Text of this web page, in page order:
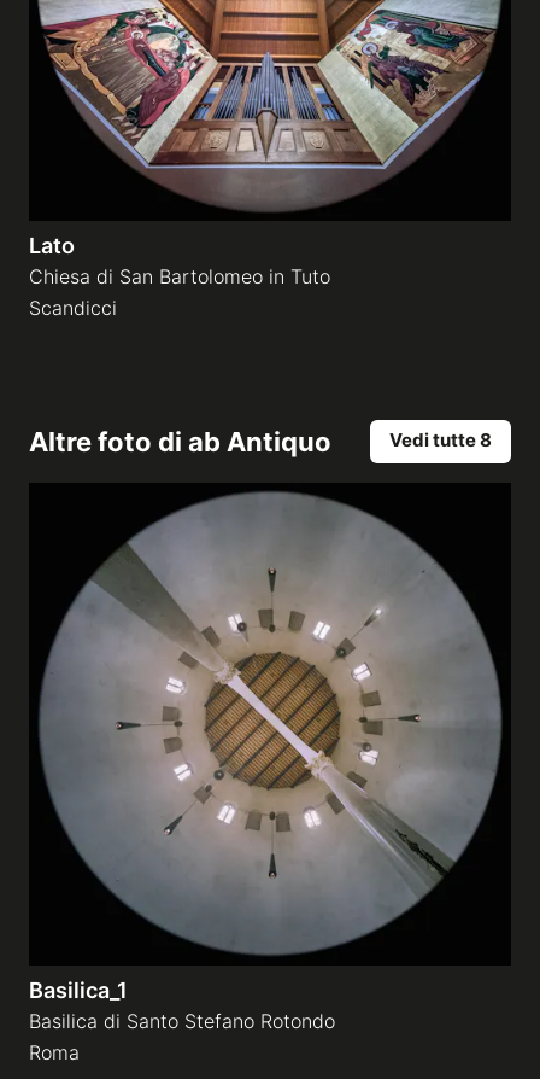
Lato
Chiesa di San Bartolomeo in Tuto
Scandicci
Altre foto di ab Antiquo Vedi tutte 8
Basilica_1
Basilica di Santo Stefano Rotondo
Roma